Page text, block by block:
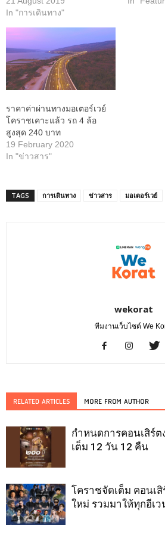
In "การเดินทาง"
ราคาค่าผ่านทางมอเตอร์เวย์
โคราชเคาะแล้ว รถ 4 ล้อ
สูงสุด 240 บาท
19 February 2020
In "ข่าวสาร"
TAGS การเดินทาง ข่าวสาร มอเตอร์เวย์
wekorat
ทีมงานเว็บไซต์ We
RELATED ARTICLES MORE FROM AUTHOR
กำหนดการคอนเสิร์ต
เต็ม 12 วัน 12 คืน
โคราชจัดเต็ม คอนเ
ใหม่ รวมมาให้ทุกอีเว